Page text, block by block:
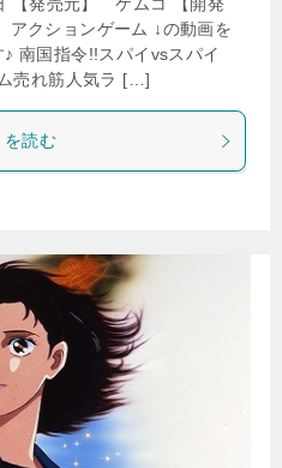
クションゲーム ↓の動画を
南国指令!!スパイvsスパイ
売れ筋人気ラ […]
を読む